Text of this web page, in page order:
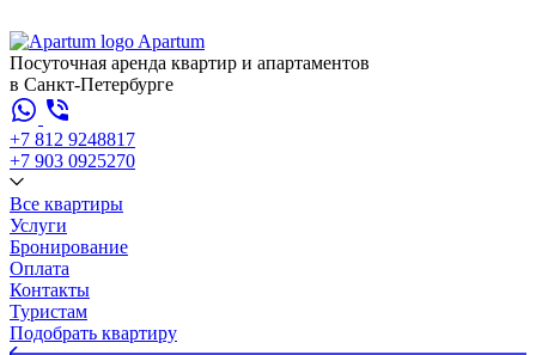
Apartum
Посуточная аренда квартир и апартаментов
в Санкт-Петербурге
+7 812 9248817
+7 903 0925270
Все квартиры
Услуги
Бронирование
Оплата
Контакты
Туристам
Подобрать квартиру